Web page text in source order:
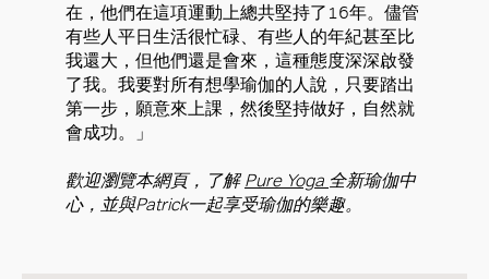
在，他們在這項運動上總共堅持了16年。儘管
有些人平日生活很忙碌、有些人的年紀甚至比
我還大，但他們還是會來，這種態度深深啟發
了我。我要對所有想學瑜伽的人說，只要踏出
第一步，願意來上課，然後堅持做好，自然就
會成功。」
歡迎瀏覽本網頁，了解Pure Yoga 全新瑜伽中
心，並與Patrick一起享受瑜伽的樂趣。